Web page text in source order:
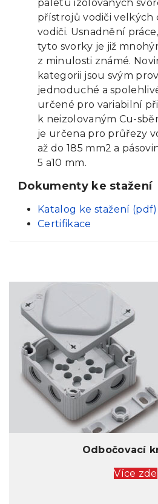
paletu izolovaných
přístrojů vodiči velkých
vodiči. Usnadnění
tyto svorky je již
z minulosti známé.
kategorii jsou svým
jednoduché a
určené pro variabilní
k neizolovaným Cu-
je určena pro průřezy
až do 185 mm2 a
5 a10 mm.
Dokumenty ke stažení
Katalog ke stažení (pdf)
Certifikace
Odbočovací
Více zde